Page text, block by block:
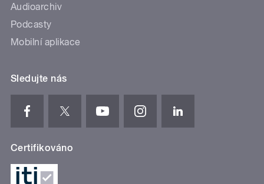
Audioarchiv
Podcasty
Mobilní aplikace
Sledujte nás
Certifikováno